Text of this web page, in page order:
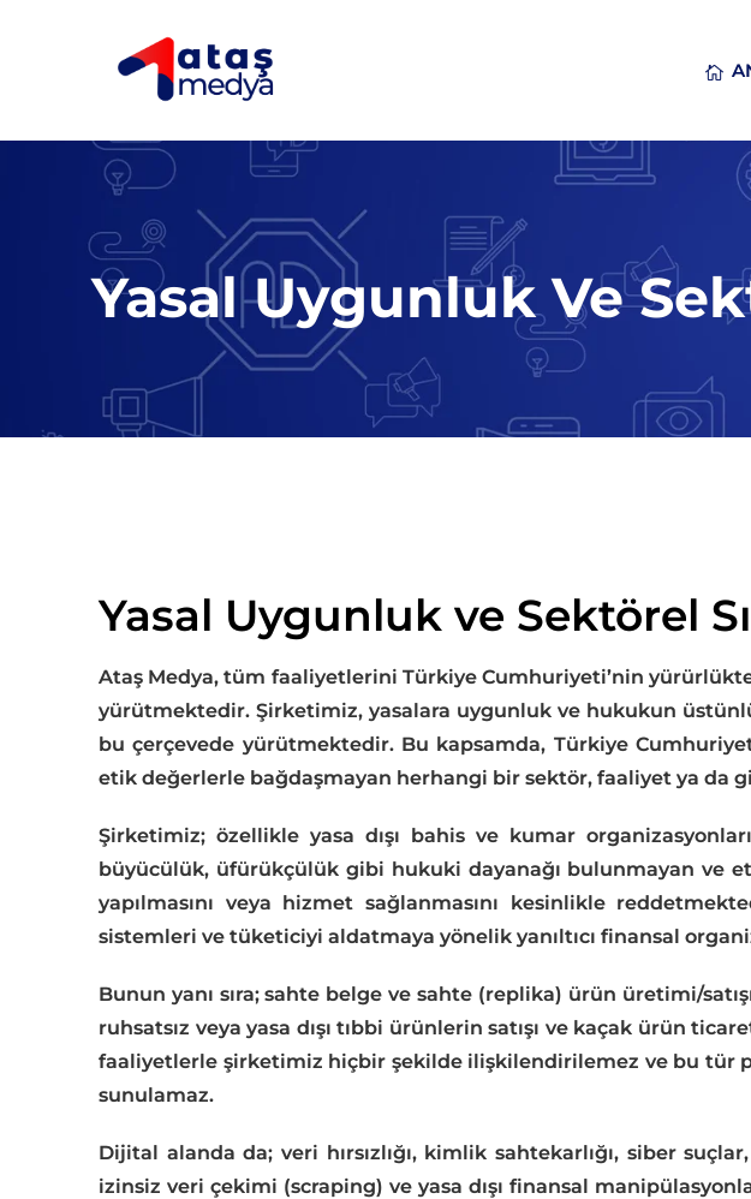
Yasal Uygunluk Ve
Yasal Uygunluk ve Sektörel
Ataş Medya, tüm faaliyetlerini Türkiye Cumhuriyeti’nin
yürütmektedir. Şirketimiz, yasalara uygunluk ve hukukun
bu çerçevede yürütmektedir. Bu kapsamda, Türkiye
etik değerlerle bağdaşmayan herhangi bir sektör, faaliyet ya da
Şirketimiz; özellikle yasa dışı bahis ve kumar
büyücülük, üfürükçülük gibi hukuki dayanağı bulunmayan ve
yapılmasını veya hizmet sağlanmasını kesinlikle
sistemleri ve tüketiciyi aldatmaya yönelik yanıltıcı finansal
Bunun yanı sıra; sahte belge ve sahte (replika) ürün üretimi/
ruhsatsız veya yasa dışı tıbbi ürünlerin satışı ve kaçak ürün
faaliyetlerle şirketimiz hiçbir şekilde ilişkilendirilemez ve bu tür
sunulamaz.
Dijital alanda da; veri hırsızlığı, kimlik sahtekarlığı, siber
izinsiz veri çekimi (scraping) ve yasa dışı finansal